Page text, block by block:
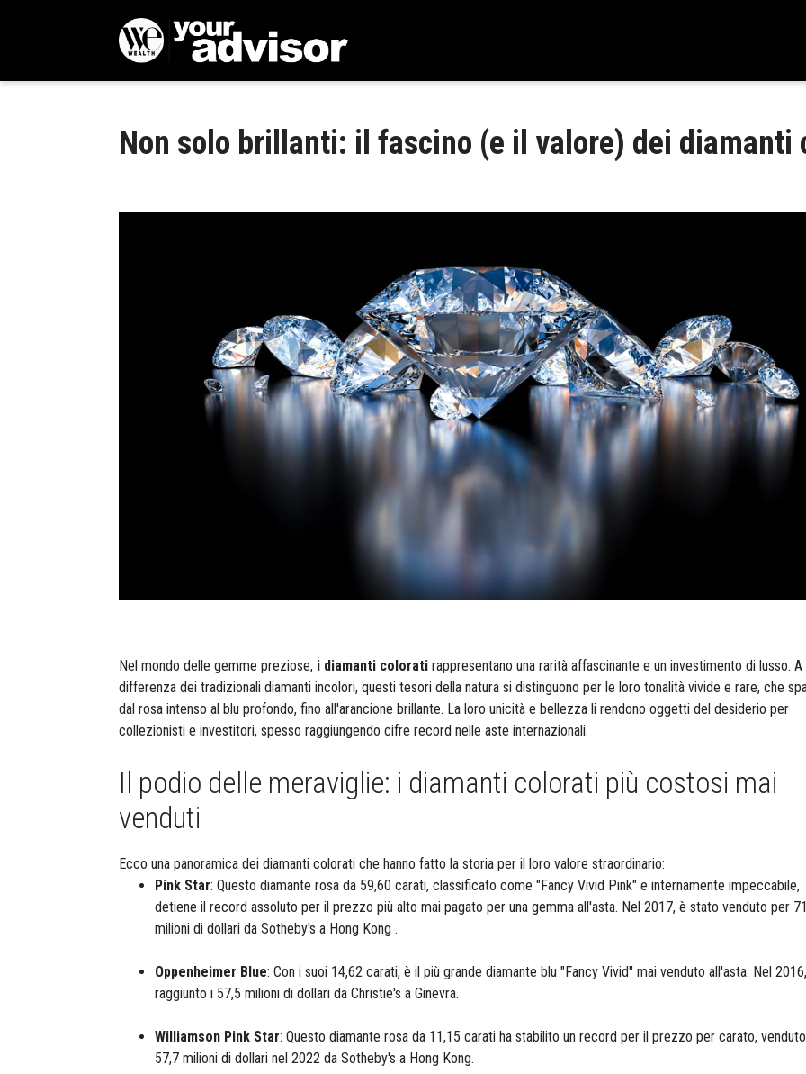
Non solo brillanti: il fascino (e il valore) dei diamanti
Nel mondo delle gemme preziose, i diamanti colorati rappresentano una rarità affascinante e un investimento di lusso. A
differenza dei tradizionali diamanti incolori, questi tesori della natura si distinguono per le loro tonalità vivide e rare, che
dal rosa intenso al blu profondo, fino all'arancione brillante. La loro unicità e bellezza li rendono oggetti del desiderio per
collezionisti e investitori, spesso raggiungendo cifre record nelle aste internazionali.​
Il podio delle meraviglie: i diamanti colorati più costosi mai
venduti​
Ecco una panoramica dei diamanti colorati che hanno fatto la storia per il loro valore straordinario:​
Pink Star: Questo diamante rosa da 59,60 carati, classificato come "Fancy Vivid Pink" e internamente impeccabile,
detiene il record assoluto per il prezzo più alto mai pagato per una gemma all'asta. Nel 2017, è stato venduto per
milioni di dollari da Sotheby's a Hong Kong .​
Oppenheimer Blue: Con i suoi 14,62 carati, è il più grande diamante blu "Fancy Vivid" mai venduto all'asta. Nel
raggiunto i 57,5 milioni di dollari da Christie's a Ginevra.
Williamson Pink Star: Questo diamante rosa da 11,15 carati ha stabilito un record per il prezzo per carato,
57,7 milioni di dollari nel 2022 da Sotheby's a Hong Kong.